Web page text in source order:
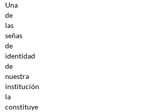
Una
de
las
señas
de
identidad
de
nuestra
institución
la
constituye